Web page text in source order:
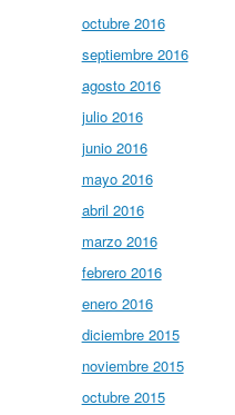
octubre 2016
septiembre 2016
agosto 2016
julio 2016
junio 2016
mayo 2016
abril 2016
marzo 2016
febrero 2016
enero 2016
diciembre 2015
noviembre 2015
octubre 2015